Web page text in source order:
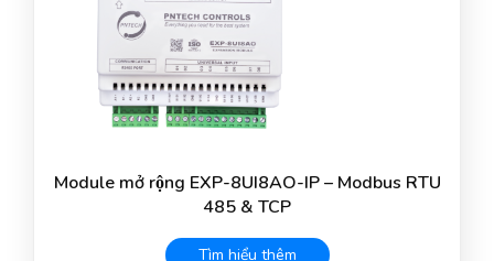
Module mở rộng EXP-8UI8AO-IP – Modbus RTU
485 & TCP
Tìm hiểu thêm